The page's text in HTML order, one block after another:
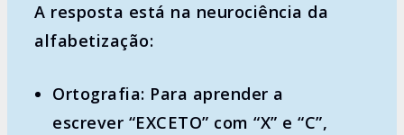
A resposta está na neurociência da
alfabetização:
Ortografia: Para aprender a
escrever “EXCETO” com “X” e “C”,